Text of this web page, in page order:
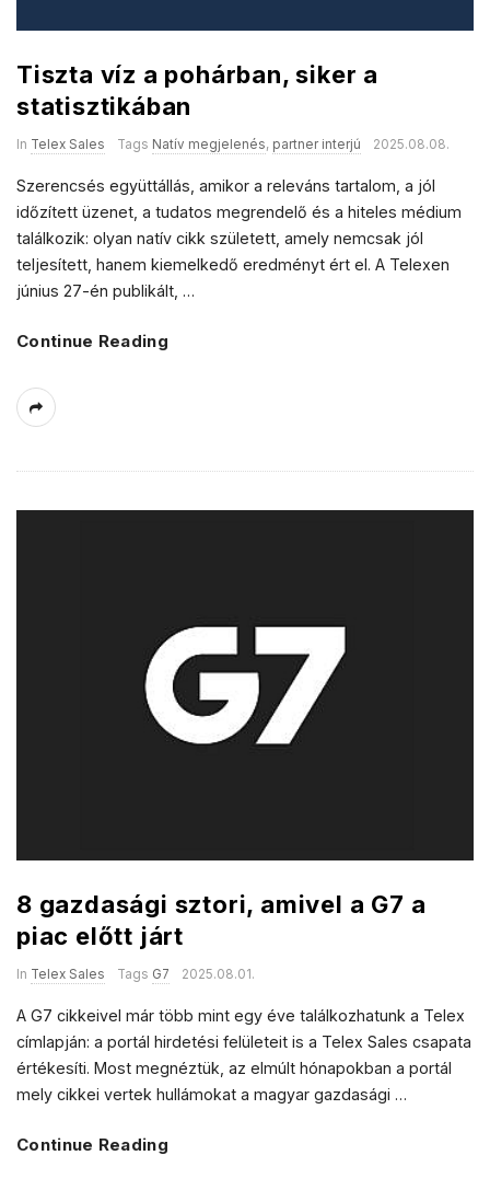
Tiszta víz a pohárban, siker a
statisztikában
In Telex Sales Tags Natív megjelenés, partner interjú 2025.08.08.
Szerencsés együttállás, amikor a releváns tartalom, a jól
időzített üzenet, a tudatos megrendelő és a hiteles médium
találkozik: olyan natív cikk született, amely nemcsak jól
teljesített, hanem kiemelkedő eredményt ért el. A Telexen
június 27-én publikált, …
Continue Reading
8 gazdasági sztori, amivel a G7 a
piac előtt járt
In Telex Sales Tags G7 2025.08.01.
A G7 cikkeivel már több mint egy éve találkozhatunk a Telex
címlapján: a portál hirdetési felületeit is a Telex Sales csapata
értékesíti. Most megnéztük, az elmúlt hónapokban a portál
mely cikkei vertek hullámokat a magyar gazdasági …
Continue Reading